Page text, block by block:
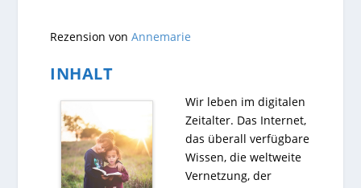
Rezension vonAnnemarie
INHALT
Wir leben im digitalen
Zeitalter. Das Internet,
das überall verfügbare
Wissen, die weltweite
Vernetzung, der